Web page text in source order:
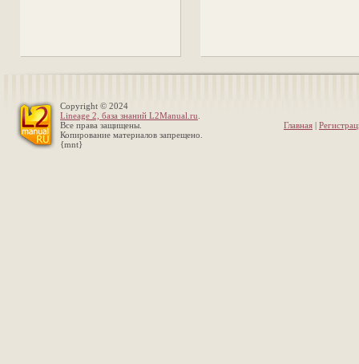
Copyright © 2024
Lineage 2, база знаний L2Manual.ru
Все права защищены.
Копирование материалов запрещено.
{mnt}
Главная |